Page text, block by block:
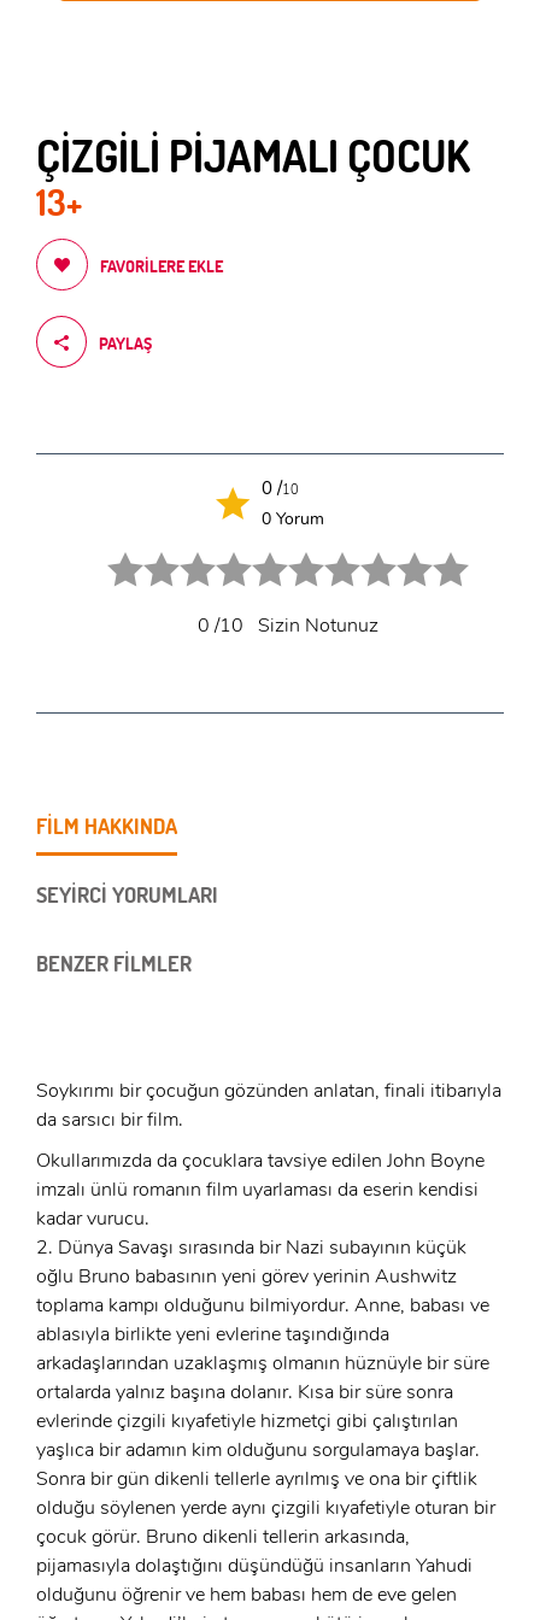
ÇİZGİLİ PİJAMALI ÇOCUK
13+
FAVORILERE EKLE
PAYLAŞ
0 /10
0 Yorum
0/10 Sizin Notunuz
FİLM HAKKINDA
SEYİRCİ YORUMLARI
BENZER FİLMLER
Soykırımı bir çocuğun gözünden anlatan, finali itibarıyla
da sarsıcı bir film.
Okullarımızda da çocuklara tavsiye edilen John Boyne
imzalı ünlü romanın film uyarlaması da eserin kendisi
kadar vurucu.
2. Dünya Savaşı sırasında bir Nazi subayının küçük
oğlu Bruno babasının yeni görev yerinin Aushwitz
toplama kampı olduğunu bilmiyordur. Anne, babası ve
ablasıyla birlikte yeni evlerine taşındığında
arkadaşlarından uzaklaşmış olmanın hüznüyle bir süre
ortalarda yalnız başına dolanır. Kısa bir süre sonra
evlerinde çizgili kıyafetiyle hizmetçi gibi çalıştırılan
yaşlıca bir adamın kim olduğunu sorgulamaya başlar.
Sonra bir gün dikenli tellerle ayrılmış ve ona bir çiftlik
olduğu söylenen yerde aynı çizgili kıyafetiyle oturan bir
çocuk görür. Bruno dikenli tellerin arkasında,
pijamasıyla dolaştığını düşündüğü insanların Yahudi
olduğunu öğrenir ve hem babası hem de eve gelen